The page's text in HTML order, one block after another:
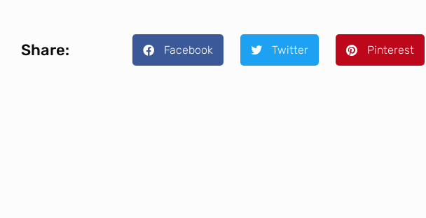
Share: Facebook Twitter Pinterest